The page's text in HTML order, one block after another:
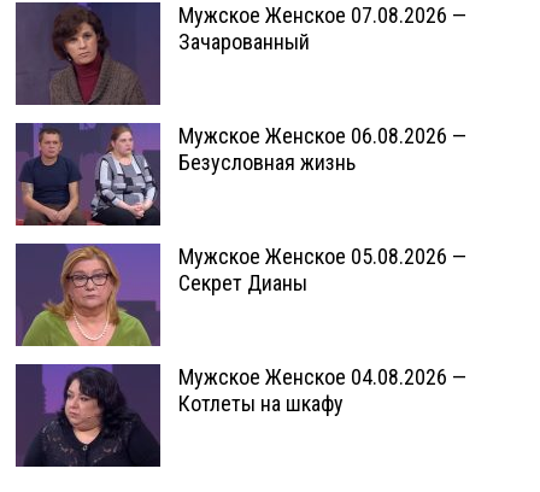
Мужское Женское 07.08.2026 —
Зачарованный
Мужское Женское 06.08.2026 —
Безусловная жизнь
Мужское Женское 05.08.2026 —
Секрет Дианы
Мужское Женское 04.08.2026 —
Котлеты на шкафу